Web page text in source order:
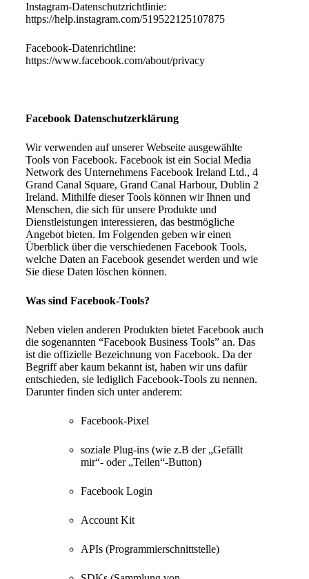
Instagram-Datenschutzrichtlinie:
https://help.instagram.com/519522125107875
Facebook-Datenrichtline:
https://www.facebook.com/about/privacy
Facebook Datenschutzerklärung
Wir verwenden auf unserer Webseite ausgewählte
Tools von Facebook. Facebook ist ein Social Media
Network des Unternehmens Facebook Ireland Ltd., 4
Grand Canal Square, Grand Canal Harbour, Dublin 2
Ireland. Mithilfe dieser Tools können wir Ihnen und
Menschen, die sich für unsere Produkte und
Dienstleistungen interessieren, das bestmögliche
Angebot bieten. Im Folgenden geben wir einen
Überblick über die verschiedenen Facebook Tools,
welche Daten an Facebook gesendet werden und wie
Sie diese Daten löschen können.
Was sind Facebook-Tools?
Neben vielen anderen Produkten bietet Facebook auch
die sogenannten “Facebook Business Tools” an. Das
ist die offizielle Bezeichnung von Facebook. Da der
Begriff aber kaum bekannt ist, haben wir uns dafür
entschieden, sie lediglich Facebook-Tools zu nennen.
Darunter finden sich unter anderem:
Facebook-Pixel
soziale Plug-ins (wie z.B der „Gefällt
mir“- oder „Teilen“-Button)
Facebook Login
Account Kit
APIs (Programmierschnittstelle)